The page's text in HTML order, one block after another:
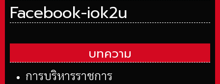
Facebook-iok2u
บทความ
การบริหารราชการ